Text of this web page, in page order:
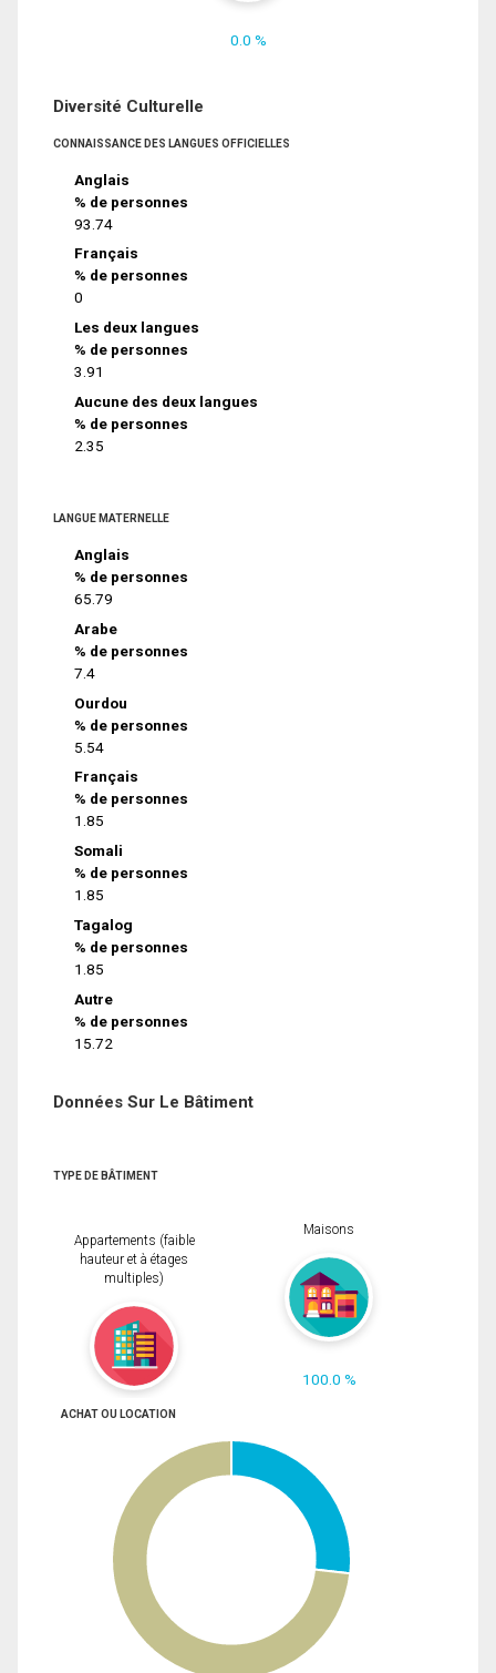
0.0 %
Diversité Culturelle
CONNAISSANCE DES LANGUES OFFICIELLES
Anglais
% de personnes
93.74
Français
% de personnes
0
Les deux langues
% de personnes
3.91
Aucune des deux langues
% de personnes
2.35
LANGUE MATERNELLE
Anglais
% de personnes
65.79
Arabe
% de personnes
7.4
Ourdou
% de personnes
5.54
Français
% de personnes
1.85
Somali
% de personnes
1.85
Tagalog
% de personnes
1.85
Autre
% de personnes
15.72
Données Sur Le Bâtiment
TYPE DE BÂTIMENT
Appartements (faible
hauteur et à étages
multiples)
Maisons
100.0 %
ACHAT OU LOCATION